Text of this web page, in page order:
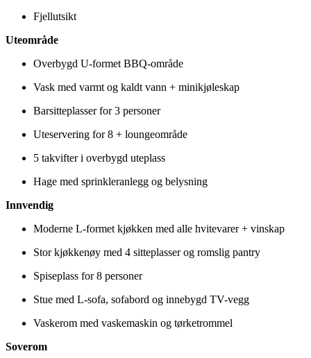
Fjellutsikt
Uteområde
Overbygd U-formet BBQ-område
Vask med varmt og kaldt vann + minikjøleskap
Barsitteplasser for 3 personer
Uteservering for 8 + loungeområde
5 takvifter i overbygd uteplass
Hage med sprinkleranlegg og belysning
Innvendig
Moderne L-formet kjøkken med alle hvitevarer + vinskap
Stor kjøkkenøy med 4 sitteplasser og romslig pantry
Spiseplass for 8 personer
Stue med L-sofa, sofabord og innebygd TV-vegg
Vaskerom med vaskemaskin og tørketrommel
Soverom